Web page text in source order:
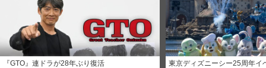
『GTO』連ドラが28年ぶり復活 東京ディズニーシー25周年イ